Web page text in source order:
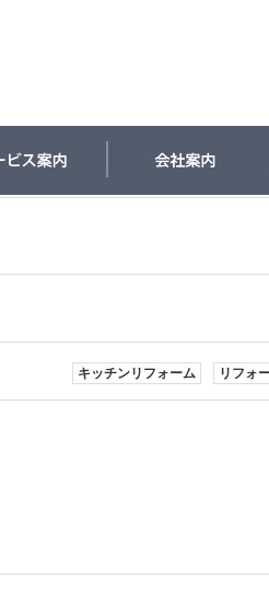
キッチンリフォーム リフォ